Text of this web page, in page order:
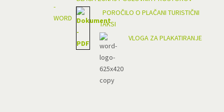
POROČILO O PLAČANI TURISTIČNI
TAKSI
VLOGA ZA PLAKATIRANJE